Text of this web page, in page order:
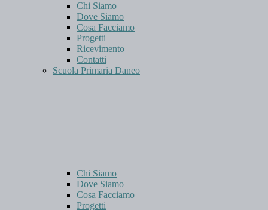
Chi Siamo
Dove Siamo
Cosa Facciamo
Progetti
Ricevimento
Contatti
Scuola Primaria Daneo
Chi Siamo
Dove Siamo
Cosa Facciamo
Progetti